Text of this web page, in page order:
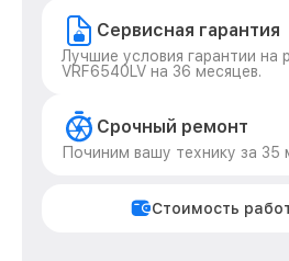
Сервисная гарантия
Лучшие условия гарантии на
VRF6540LV на 36 месяцев.
Срочный ремонт
Починим вашу технику за 35
Стоимость